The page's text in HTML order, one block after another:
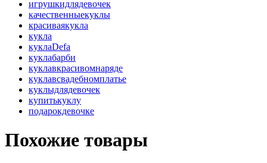
игрушкидлядевочек
качественныекуклы
красиваякукла
кукла
куклаDefa
куклабарби
куклавкрасивомнаряде
куклавсвадебномплатье
куклыдлядевочек
купитькуклу
подарокдевочке
Похожие товары